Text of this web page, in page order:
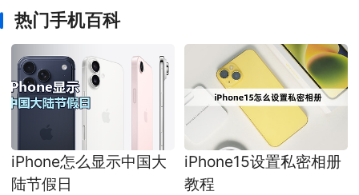
热门手机百科
iPhone怎么显示中国大
陆节假日
iPhone15设置私密相册
教程